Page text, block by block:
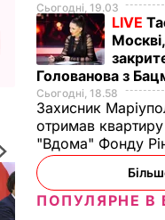
Сьогодні, 19.03
LIVE
Голованова з
Сьогодні, 18.58
Захисник
отримав
"Вдома" Фонду
ПОПУЛЯРНЕ В